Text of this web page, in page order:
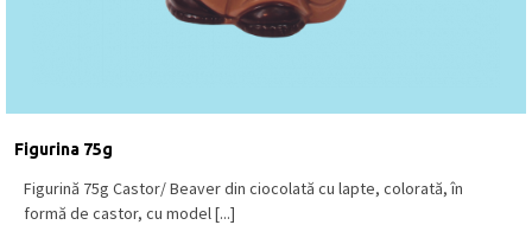
Figurina 75g
Figurină 75g Castor/ Beaver din ciocolată cu lapte, colorată, în
formă de castor, cu model [...]